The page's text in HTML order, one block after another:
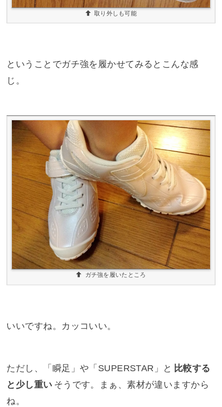
取り外しも可能
ということでガチ強を履かせてみるとこんな感
じ。
ガチ強を履いたところ
いいですね。カッコいい。
ただし、「瞬足」や「SUPERSTAR」と 比較する
と少し重い そうです。まぁ、素材が違いますから
ね。